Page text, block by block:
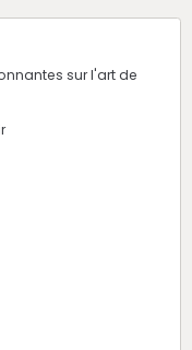
sur l'art de